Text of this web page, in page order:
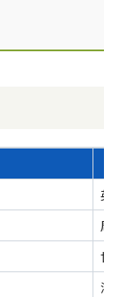
英
周
世
海